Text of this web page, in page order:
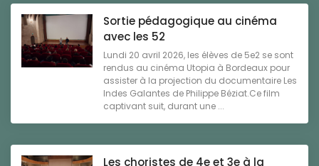
Sortie pédagogique au cinéma
avec les 52
Lundi 20 avril 2026, les élèves de 5e2 se sont
rendus au cinéma Utopia à Bordeaux pour
assister à la projection du documentaire Les
Indes Galantes de Philippe Béziat.Ce film
captivant suit, durant une ...
Les choristes de 4e et 3e à la